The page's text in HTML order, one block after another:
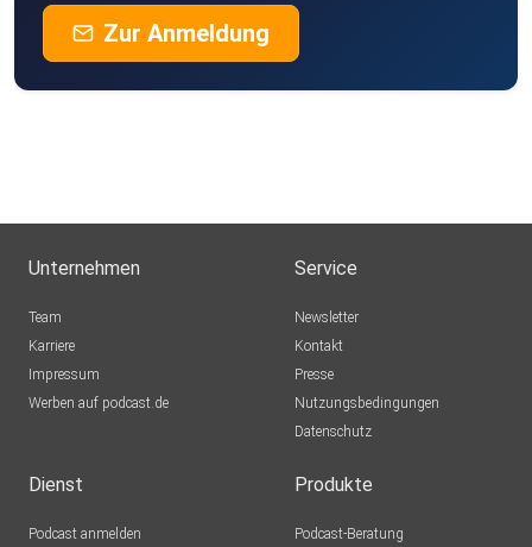
Zur Anmeldung
Unternehmen
Team
Karriere
Impressum
Werben auf podcast.de
Service
Newsletter
Kontakt
Presse
Nutzungsbedingungen
Datenschutz
Dienst
Podcast anmelden
Produkte
Podcast-Beratung